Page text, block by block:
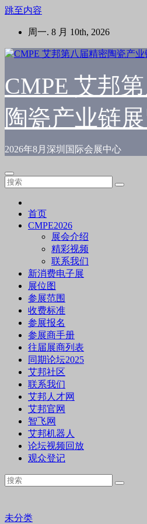
跳至内容
周一. 8 月 10th, 2026
CMPE 艾邦
陶瓷产业链
2026年8月深圳国际会展中心
首页
CMPE2026
展会介绍
精彩视频
联系我们
新消费电子展
展位图
参展范围
收费标准
参展报名
参展商手册
往届展商列表
同期论坛2025
艾邦社区
联系我们
艾邦人才网
艾邦官网
智飞网
艾邦机器人
论坛视频回放
观众登记
未分类